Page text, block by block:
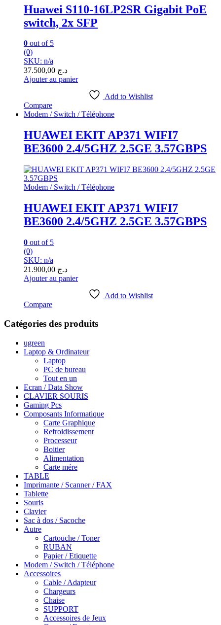
Huawei S110-16LP2SR Gigabit PoE
switch, 2x SFP
0 out of 5
(0)
SKU: n/a
د.ج
Ajouter au panier
Add to Wishlist
Compare
Modem / Switch / Téléphone
HUAWEI EKIT AP371 WIFI7
BE3600 2.4/5GHZ 2.5GE 3.57GBPS
Modem / Switch / Téléphone
HUAWEI EKIT AP371 WIFI7
BE3600 2.4/5GHZ 2.5GE 3.57GBPS
0 out of 5
(0)
SKU: n/a
د.ج
Ajouter au panier
Add to Wishlist
Compare
Catégories des produits
ugreen
Laptop & Ordinateur
Laptop
PC de bureau
Tout en un
Ecran / Data Show
CLAVIER SOURIS
Gaming Pcs
Composants Informatique
Carte Graphique
Refroidissement
Processeur
Boitier
Alimentation
Carte mére
TABLE
Imprimante / Scanner / FAX
Tablette
Souris
Clavier
Sac à dos / Sacoche
Autre
Cartouche / Toner
RUBAN
Papier / Etiquette
Modem / Switch / Téléphone
Accessoires
Cable / Adapteur
Chargeurs
Chaise
SUPPORT
Accessoires de Jeux